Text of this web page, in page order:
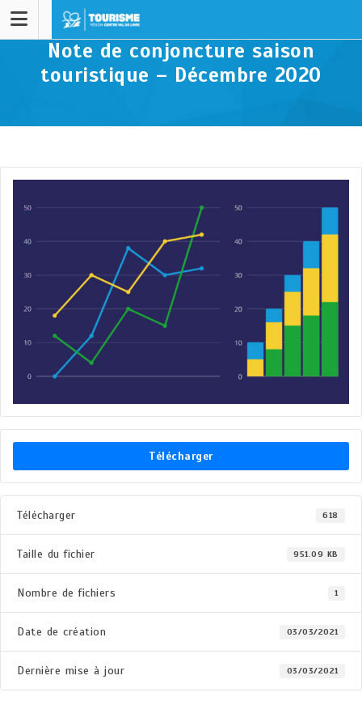
Note de conjoncture saison
touristique – Décembre 2020
Télécharger
Télécharger 618
Taille du fichier 951.09 KB
Nombre de fichiers 1
Date de création 03/03/2021
Dernière mise à jour 03/03/2021